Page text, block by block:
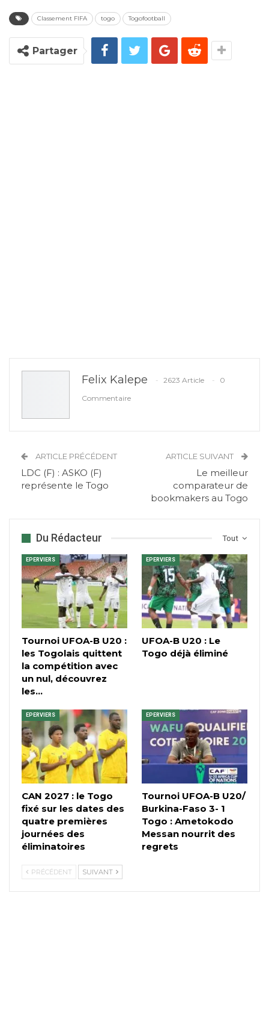
Classement FIFA togo Togofootball
Partager
Felix Kalepe 2623 Article
0
Commentaire
ARTICLE PRÉCÉDENT
LDC (F) : ASKO (F)
représente le Togo
ARTICLE SUIVANT
Le meilleur
comparateur de
bookmakers au Togo
Tout
Du Rédacteur
EPERVIERS
Tournoi UFOA-B U20 :
les Togolais quittent
la compétition avec
un nul, découvrez
les…
EPERVIERS
UFOA-B U20 : Le
Togo déjà éliminé
EPERVIERS
CAN 2027 : le Togo
fixé sur les dates des
quatre premières
journées des
éliminatoires
EPERVIERS
Tournoi UFOA-B U20/
Burkina-Faso 3- 1
Togo : Ametokodo
Messan nourrit des
regrets
PRÉCÉDENT SUIVANT